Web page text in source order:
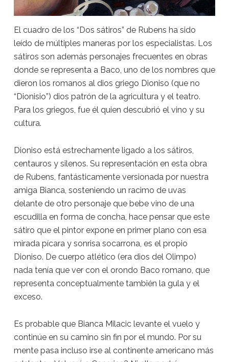
El cuadro de los “Dos sátiros” de Rubens ha sido
leído de múltiples maneras por los especialistas. Los
sátiros son además personajes frecuentes en obras
donde se representa a Baco, uno de los nombres que
dieron los romanos al dios griego Dioniso (que no
“Dionisio”) dios patrón de la agricultura y el teatro.
Para los griegos, fue él quien descubrió el vino y su
cultura.
Dioniso está estrechamente ligado a los sátiros,
centauros y silenos. Su representación en esta obra
de Rubens, fantásticamente versionada por nuestra
amiga Bianca, sosteniendo un racimo de uvas
delante de otro personaje que bebe vino de una
escudilla en forma de concha, hace pensar que este
sátiro que el pintor expone en primer plano con esa
mirada pícara y sonrisa socarrona, es el propio
Dioniso. De cuerpo atlético (era dios del Olimpo)
nada tenía que ver con el orondo Baco romano, que
representa conceptualmente también la gula y el
exceso.
Es probable que Bianca Milacic levante el vuelo y
continúe en su camino sin fin por el mundo. Por su
mente pasa incluso irse al continente americano más